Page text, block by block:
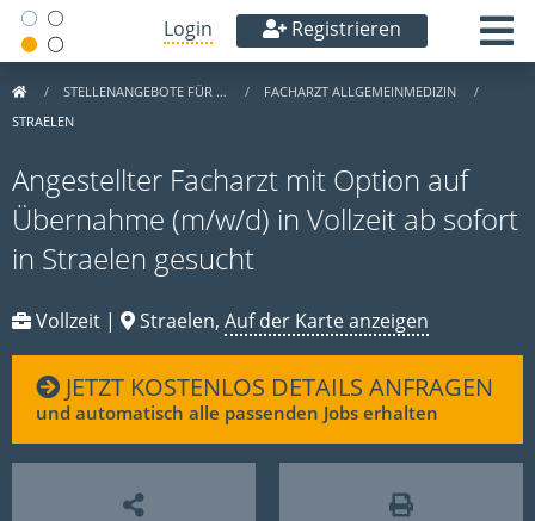
Login Registrieren
STELLENANGEBOTE FÜR …
FACHARZT ALLGEMEINMEDIZIN
STRAELEN
Angestellter Facharzt mit Option auf
Übernahme (m/w/d) in Vollzeit ab sofort
in Straelen gesucht
Vollzeit | Straelen, Auf der Karte anzeigen
JETZT KOSTENLOS DETAILS ANFRAGEN
und automatisch alle passenden Jobs erhalten